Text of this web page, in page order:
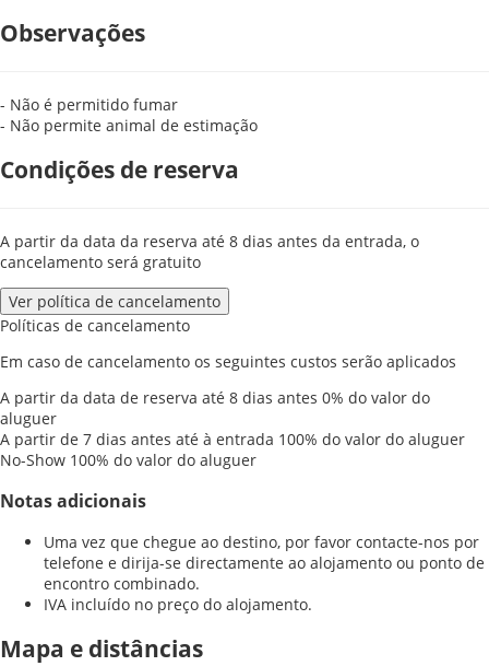
Observações
- Não é permitido fumar
- Não permite animal de estimação
Condições de reserva
A partir da data da reserva até 8 dias antes da entrada, o
cancelamento será gratuito
Ver política de cancelamento
Políticas de cancelamento
Em caso de cancelamento os seguintes custos serão aplicados
A partir da data de reserva até 8 dias antes 0% do valor do
aluguer
A partir de 7 dias antes até à entrada 100% do valor do aluguer
No-Show 100% do valor do aluguer
Notas adicionais
Uma vez que chegue ao destino, por favor contacte-nos por
telefone e dirija-se directamente ao alojamento ou ponto de
encontro combinado.
IVA incluído no preço do alojamento.
Mapa e distâncias